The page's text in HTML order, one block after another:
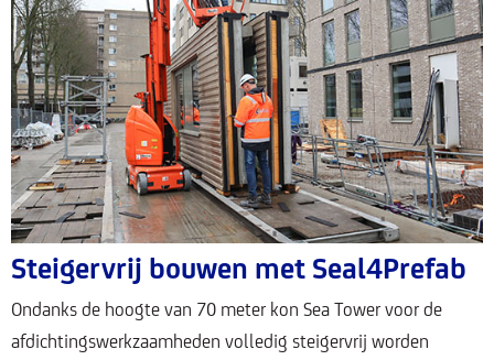
Steigervrij bouwen met Seal4Prefab
Ondanks de hoogte van 70 meter kon Sea Tower voor de
afdichtingswerkzaamheden volledig steigervrij worden